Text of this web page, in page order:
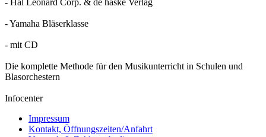
- Yamaha Bläserklasse
- mit CD
Die komplette Methode für den Musikunterricht in Schulen und
Blasorchestern
Infocenter
Impressum
Kontakt, Öffnungszeiten/Anfahrt